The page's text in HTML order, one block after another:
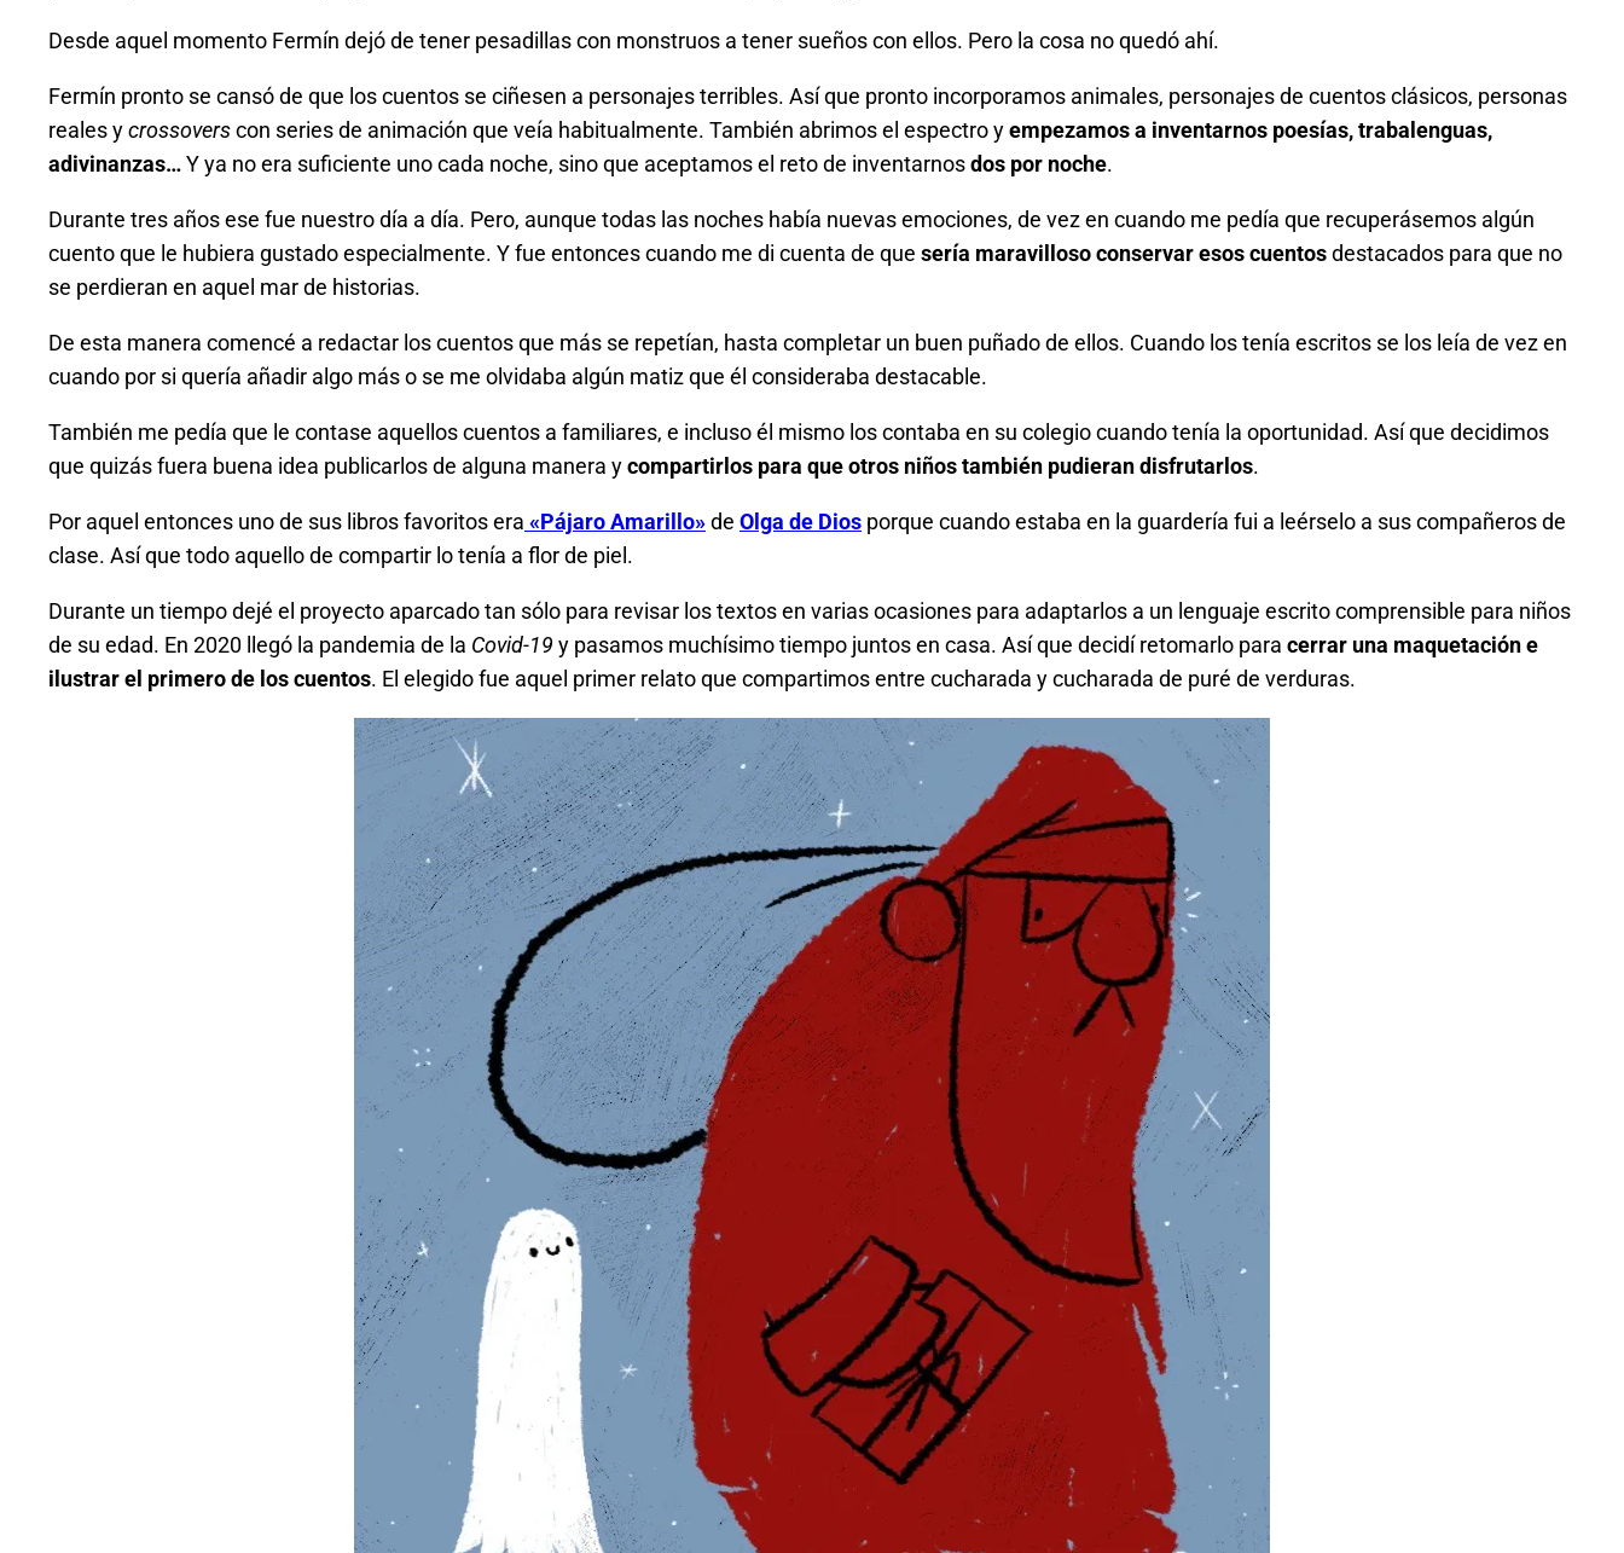
Desde aquel momento Fermín dejó de tener pesadillas con monstruos a tener sueños con ellos. Pero la cosa no quedó ahí.
Fermín pronto se cansó de que los cuentos se ciñesen a personajes terribles. Así que pronto incorporamos animales, personajes de cuentos clásicos, personas
reales ycrossoverscon series de animación que veía habitualmente. También abrimos el espectro yempezamos a inventarnos poesías, trabalenguas,
adivinanzas…Y ya no era suficiente uno cada noche, sino que aceptamos el reto de inventarnosdos por noche.
Durante tres años ese fue nuestro día a día. Pero, aunque todas las noches había nuevas emociones, de vez en cuando me pedía que recuperásemos algún
cuento que le hubiera gustado especialmente. Y fue entonces cuando me di cuenta de que sería maravilloso conservar esos cuentosdestacados para que no
se perdieran en aquel mar de historias.
De esta manera comencé a redactar los cuentos que más se repetían, hasta completar un buen puñado de ellos. Cuando los tenía escritos se los leía de vez en
cuando por si quería añadir algo más o se me olvidaba algún matiz que él consideraba destacable.
También me pedía que le contase aquellos cuentos a familiares, e incluso él mismo los contaba en su colegio cuando tenía la oportunidad. Así que decidimos
que quizás fuera buena idea publicarlos de alguna manera ycompartirlos para que otros niños también pudieran disfrutarlos.
Por aquel entonces uno de sus libros favoritos era «Pájaro Amarillo»de Olga de Dios porque cuando estaba en la guardería fui a leérselo a sus compañeros de
clase. Así que todo aquello de compartir lo tenía a flor de piel.
Durante un tiempo dejé el proyecto aparcado tan sólo para revisar los textos en varias ocasiones para adaptarlos a un lenguaje escrito comprensible para niños
de su edad. En 2020 llegó la pandemia de la Covid-19 y pasamos muchísimo tiempo juntos en casa. Así que decidí retomarlo para cerrar una maquetación e
ilustrar el primero de los cuentos. El elegido fue aquel primer relato que compartimos entre cucharada y cucharada de puré de verduras.